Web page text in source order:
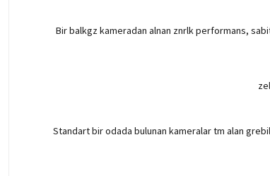
Bir balkgz kameradan alnan znrlk performans,
Standart bir odada bulunan kameralar tm alan